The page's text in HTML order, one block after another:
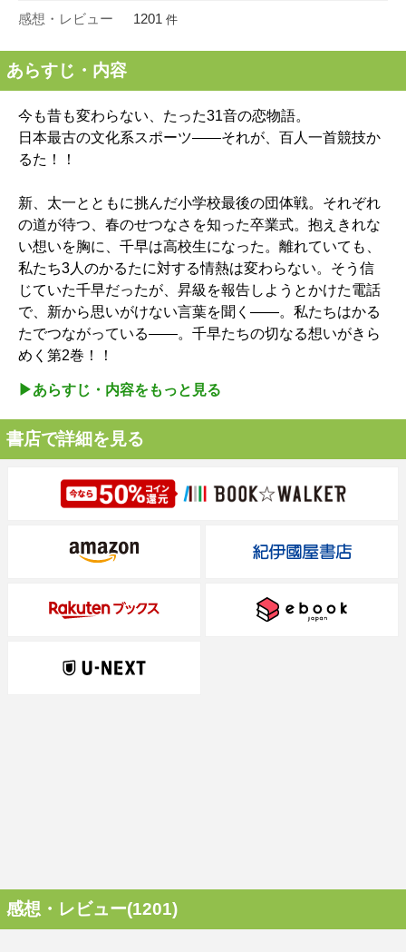
感想・レビュー 1201 件
あらすじ・内容
今も昔も変わらない、たった31音の恋物語。
日本最古の文化系スポーツ――それが、百人一首競技か
るた！！
新、太一とともに挑んだ小学校最後の団体戦。それぞれ
の道が待つ、春のせつなさを知った卒業式。抱えきれな
い想いを胸に、千早は高校生になった。離れていても、
私たち3人のかるたに対する情熱は変わらない。そう信
じていた千早だったが、昇級を報告しようとかけた電話
で、新から思いがけない言葉を聞く――。私たちはかる
たでつながっている――。千早たちの切なる想いがきら
めく第2巻！！
▶︎あらすじ・内容をもっと見る
書店で詳細を見る
感想・レビュー(1201)